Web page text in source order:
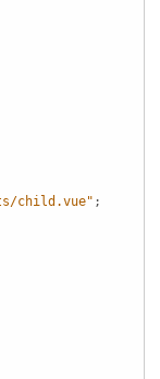
child.vue" ;